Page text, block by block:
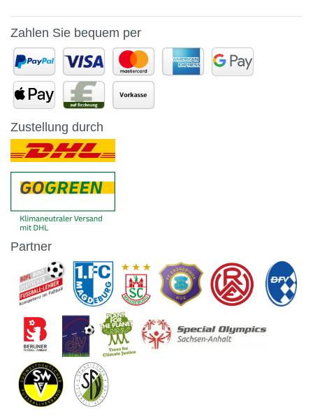
Zahlen Sie bequem per
Zustellung durch
Partner